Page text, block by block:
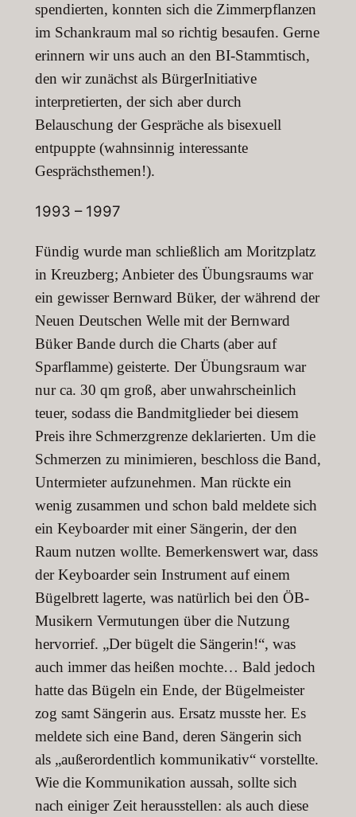
spendierten, konnten sich die Zimmerpflanzen
im Schankraum mal so richtig besaufen. Gerne
erinnern wir uns auch an den BI-Stammtisch,
den wir zunächst als BürgerInitiative
interpretierten, der sich aber durch
Belauschung der Gespräche als bisexuell
entpuppte (wahnsinnig interessante
Gesprächsthemen!).
1993 – 1997
Fündig wurde man schließlich am Moritzplatz
in Kreuzberg; Anbieter des Übungsraums war
ein gewisser Bernward Büker, der während der
Neuen Deutschen Welle mit der Bern­ward
Büker Bande durch die Charts (aber auf
Sparflamme) geisterte. Der Übungsraum war
nur ca. 30 qm groß, aber unwahrscheinlich
teuer, sodass die Bandmitglieder bei diesem
Preis ihre Schmerzgrenze deklarierten. Um die
Schmerzen zu minimieren, beschloss die Band,
Untermieter aufzunehmen. Man rückte ein
wenig zusammen und schon bald meldete sich
ein Keyboarder mit einer Sän­gerin, der den
Raum nutzen wollte. Bemerkenswert war, dass
der Keyboarder sein Instru­ment auf einem
Bügelbrett lagerte, was natürlich bei den ÖB-
Musikern Vermutungen über die Nutzung
hervorrief. „Der bügelt die Sängerin!“, was
auch immer das heißen mochte… Bald jedoch
hatte das Bügeln ein Ende, der Bügelmeister
zog samt Sängerin aus. Ersatz musste her. Es
meldete sich eine Band, deren Sängerin sich
als „außerordentlich kommu­nikativ“ vorstellte.
Wie die Kommunikation aussah, sollte sich
nach einiger Zeit heraus­stellen: als auch diese